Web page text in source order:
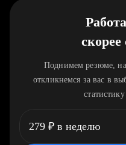
скорее
Поднимем резюме,
откликнемся за вас в
279 ₽ в неделю